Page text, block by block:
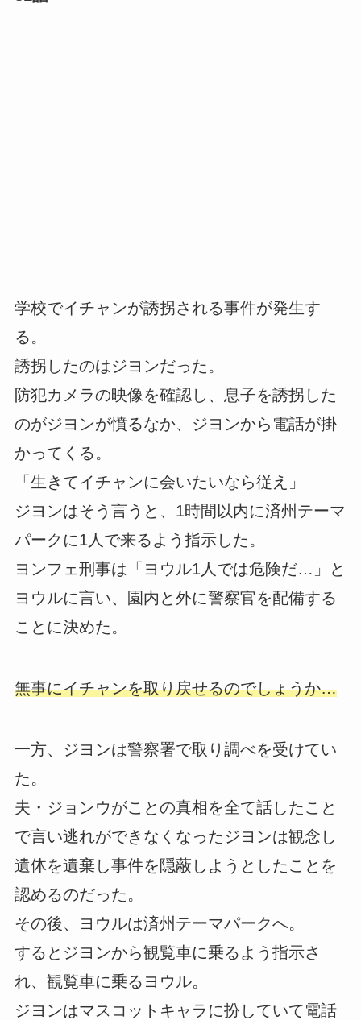
学校でイチャンが誘拐される事件が発生す
る。
誘拐したのはジヨンだった。
防犯カメラの映像を確認し、息子を誘拐した
のがジヨンが憤るなか、ジヨンから電話が掛
かってくる。
「生きてイチャンに会いたいなら従え」
ジヨンはそう言うと、1時間以内に済州テーマ
パークに1人で来るよう指示した。
ヨンフェ刑事は「ヨウル1人では危険だ…」と
ヨウルに言い、園内と外に警察官を配備する
ことに決めた。
無事にイチャンを取り戻せるのでしょうか…
一方、ジヨンは警察署で取り調べを受けてい
た。
夫・ジョンウがことの真相を全て話したこと
で言い逃れができなくなったジヨンは観念し
遺体を遺棄し事件を隠蔽しようとしたことを
認めるのだった。
その後、ヨウルは済州テーマパークへ。
するとジヨンから観覧車に乗るよう指示さ
れ、観覧車に乗るヨウル。
ジヨンはマスコットキャラに扮していて電話